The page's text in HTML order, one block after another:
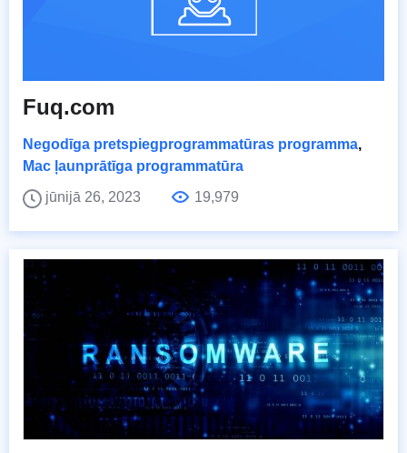
Fuq.com
Negodīga pretspiegprogrammatūras programma,
Mac ļaunprātīga programmatūra
jūnijā 26, 2023
19,979